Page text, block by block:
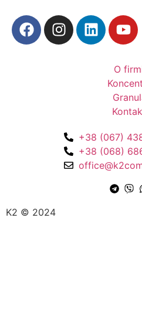
O
+38 (067)
+38 (068)
K2 © 2024